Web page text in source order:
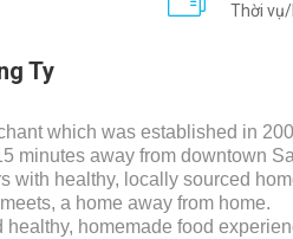
Thời
Ty
which was established in
minutes away from downtown
with healthy, locally sourced
a home away from home.
healthy, homemade food